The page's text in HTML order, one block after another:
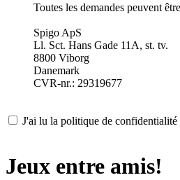
Toutes les demandes peuvent
Spigo ApS
Ll. Sct. Hans Gade 11A, st. tv.
8800 Viborg
Danemark
CVR-nr.: 29319677
J'ai lu la politique de confidentialité
Jeux entre amis!